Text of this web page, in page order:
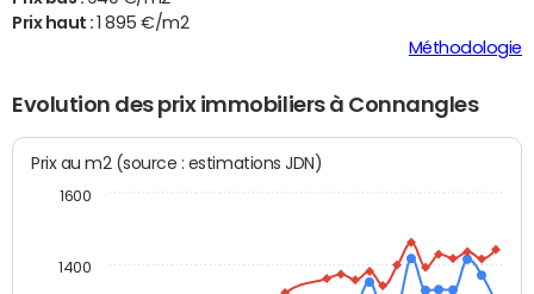
Prix haut :
1 895 €/m2
Méthodologie
Evolution des prix immobiliers à Connangles
Prix au m2 (source : estimations JDN)
1400
1600